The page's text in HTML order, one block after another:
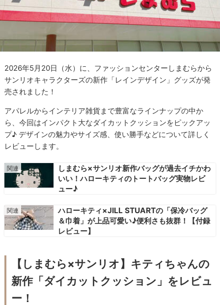
2026年5月20日（水）に、ファッションセンターしまむらから
サンリオキャラクターズの新作「レインデザイン」グッズが発
売されました！
アパレルからインテリア雑貨まで豊富なラインナップの中か
ら、今回はインパクト大なダイカットクッションをピックアッ
プ♪ デザインの魅力やサイズ感、使い勝手などについて詳しく
レビューします。
しまむら×サンリオ新作バッグが過去イチかわ
いい！ハローキティのトートバッグ実物レビ
ュー♪
ハローキティ×JILL STUARTの「保冷バッグ
＆巾着」が上品可愛い♪便利さも抜群！【付録
レビュー】
【しまむら×サンリオ】キティちゃんの
新作「ダイカットクッション」をレビュ
ー！